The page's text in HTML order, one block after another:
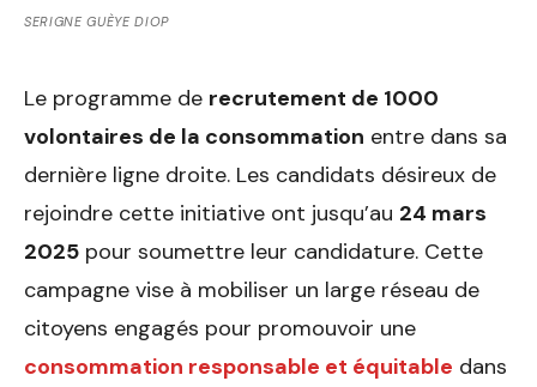
SERIGNE GUÈYE DIOP
Le programme de recrutement de 1000
volontaires de la consommation entre dans sa
dernière ligne droite. Les candidats désireux de
rejoindre cette initiative ont jusqu’au 24 mars
2025 pour soumettre leur candidature. Cette
campagne vise à mobiliser un large réseau de
citoyens engagés pour promouvoir une
consommation responsable et équitable dans